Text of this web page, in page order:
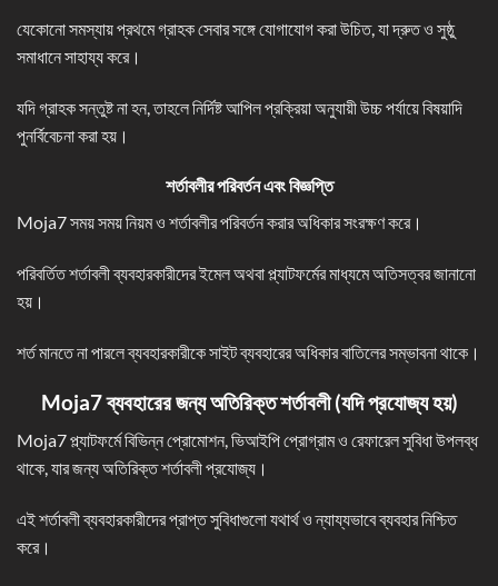
যেকোনো সমস্যায় প্রথমে গ্রাহক সেবার সঙ্গে যোগাযোগ করা উচিত, যা দ্রুত ও সুষ্ঠু
সমাধানে সাহায্য করে।
যদি গ্রাহক সন্তুষ্ট না হন, তাহলে নির্দিষ্ট আপিল প্রক্রিয়া অনুযায়ী উচ্চ পর্যায়ে বিষয়াদি
পুনর্বিবেচনা করা হয়।
শর্তাবলীর পরিবর্তন এবং বিজ্ঞপ্তি
Moja7 সময় সময় নিয়ম ও শর্তাবলীর পরিবর্তন করার অধিকার সংরক্ষণ করে।
পরিবর্তিত শর্তাবলী ব্যবহারকারীদের ইমেল অথবা প্ল্যাটফর্মের মাধ্যমে অতিসত্বর জানানো
হয়।
শর্ত মানতে না পারলে ব্যবহারকারীকে সাইট ব্যবহারের অধিকার বাতিলের সম্ভাবনা থাকে।
Moja7 ব্যবহারের জন্য অতিরিক্ত শর্তাবলী (যদি প্রযোজ্য হয়)
Moja7 প্ল্যাটফর্মে বিভিন্ন প্রোমোশন, ভিআইপি প্রোগ্রাম ও রেফারেল সুবিধা উপলব্ধ
থাকে, যার জন্য অতিরিক্ত শর্তাবলী প্রযোজ্য।
এই শর্তাবলী ব্যবহারকারীদের প্রাপ্ত সুবিধাগুলো যথার্থ ও ন্যায্যভাবে ব্যবহার নিশ্চিত
করে।